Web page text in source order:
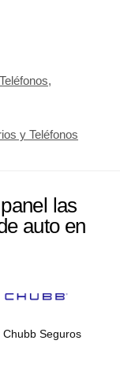
y Teléfonos
las
auto en
Chubb Seguros